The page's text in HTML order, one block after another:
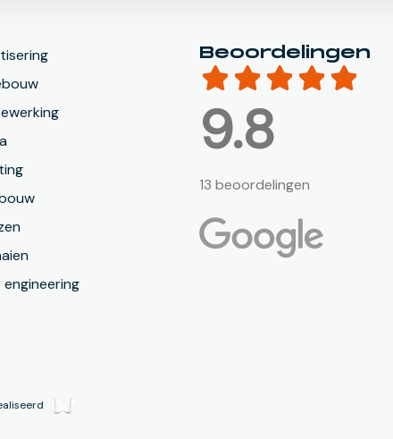
Beoordelingen
9.8
13 beoordelingen